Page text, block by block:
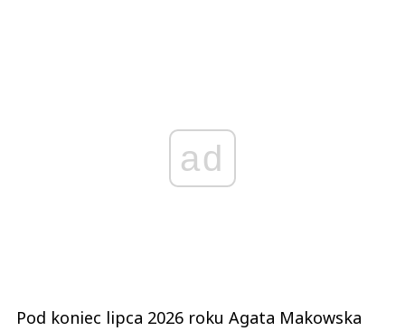
ad
Pod koniec lipca 2026 roku Agata Makowska